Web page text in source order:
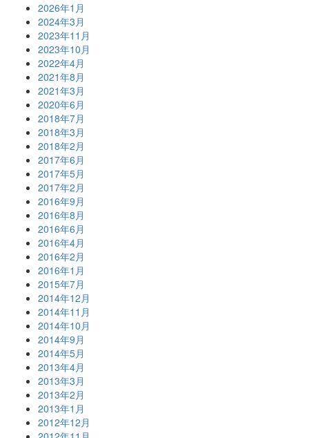
2026年1月
2024年3月
2023年11月
2023年10月
2022年4月
2021年8月
2021年3月
2020年6月
2018年7月
2018年3月
2018年2月
2017年6月
2017年5月
2017年2月
2016年9月
2016年8月
2016年6月
2016年4月
2016年2月
2016年1月
2015年7月
2014年12月
2014年11月
2014年10月
2014年9月
2014年5月
2013年4月
2013年3月
2013年2月
2013年1月
2012年12月